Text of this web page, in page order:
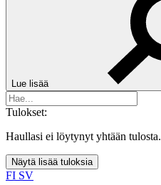
Lue lisää
Tulokset:
Haullasi ei löytynyt yhtään tulosta.
Näytä lisää tuloksia
FI SV